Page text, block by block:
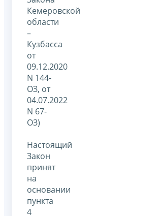
Кемеровской
области
–
Кузбасса
от
09.12.2020
N 144-
ОЗ, от
04.07.2022
N 67-
ОЗ)
Настоящий
Закон
принят
на
основании
пункта
4